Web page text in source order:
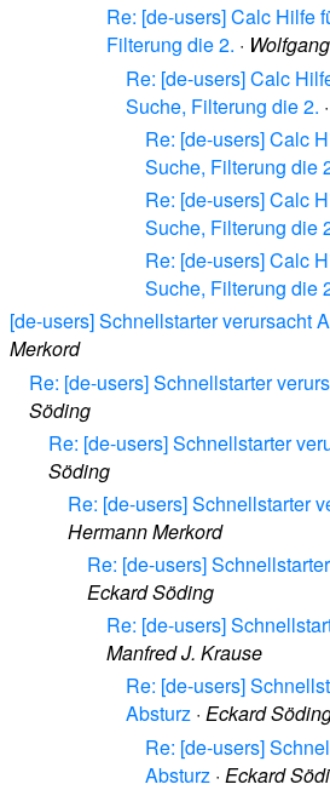
Re: [de-users] Calc Hilfe
Filterung die 2. ·
Re: [de-users] Calc
Suche, Filterung die 2. ·
Re: [de-users] Calc
Suche, Filterung die
Re: [de-users] Calc
Suche, Filterung die
Re: [de-users] Calc
Suche, Filterung die
[de-users] Schnellstarter verursacht
Merkord
Re: [de-users] Schnellstarter
Söding
Re: [de-users] Schnellstarter
Söding
Re: [de-users] Schnellstarter
Hermann Merkord
Re: [de-users]
Eckard Söding
Re: [de-users]
Manfred J. Krause
Re: [de-users]
Absturz · Eckard
Re: [de-users]
Absturz · Eckard